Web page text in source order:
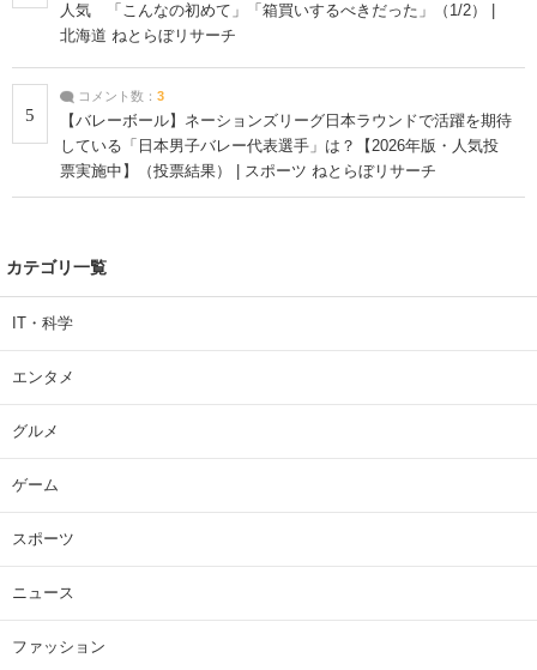
人気 「こんなの初めて」「箱買いするべきだった」（1/2） |
北海道 ねとらぼリサーチ
5
コメント数： 3
【バレーボール】ネーションズリーグ日本ラウンドで活躍を期待
している「日本男子バレー代表選手」は？【2026年版・人気投
票実施中】（投票結果） | スポーツ ねとらぼリサーチ
カテゴリ一覧
IT・科学
エンタメ
グルメ
ゲーム
スポーツ
ニュース
ファッション